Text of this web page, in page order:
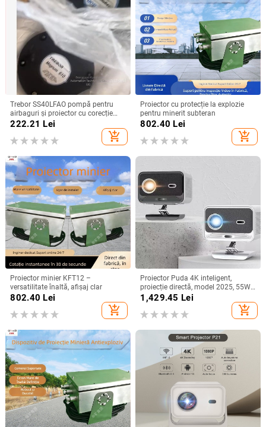
Trebor SS40LFAO pompă pentru
airbaguri și proiector cu corecție
inteligentă
222.21 Lei
add_shopping_cart
Proiector cu protecție la explozie
pentru minerit subteran
802.40 Lei
add_shopping_cart
Proiector minier KFT12 –
versatilitate înaltă, afișaj clar
802.40 Lei
add_shopping_cart
Proiector Puda 4K inteligent,
proiecție directă, model 2025, 55W,
Guangdong
1,429.45 Lei
add_shopping_cart